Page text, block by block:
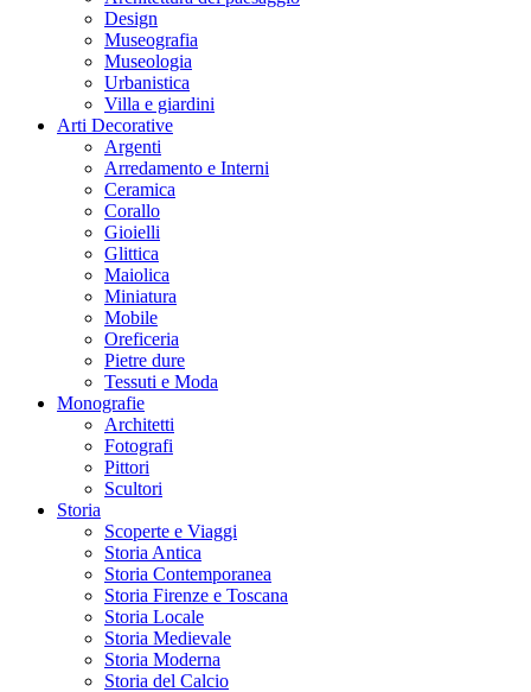
Design
Museografia
Museologia
Urbanistica
Villa e giardini
Arti Decorative
Argenti
Arredamento e Interni
Ceramica
Corallo
Gioielli
Glittica
Maiolica
Miniatura
Mobile
Oreficeria
Pietre dure
Tessuti e Moda
Monografie
Architetti
Fotografi
Pittori
Scultori
Storia
Scoperte e Viaggi
Storia Antica
Storia Contemporanea
Storia Firenze e Toscana
Storia Locale
Storia Medievale
Storia Moderna
Storia del Calcio